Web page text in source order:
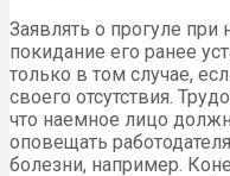
Заявлять о прогуле при
покидание его ранее
только в том случае,
своего отсутствия.
что наемное лицо
оповещать
болезни, например.